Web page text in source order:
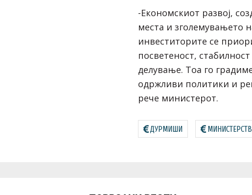
-Економскиот развој,
места и зголемувањето
инвеститорите се
посветеност,
делување. Тоа го
одржливи политики и
рече министерот.
ДУРМИШИ